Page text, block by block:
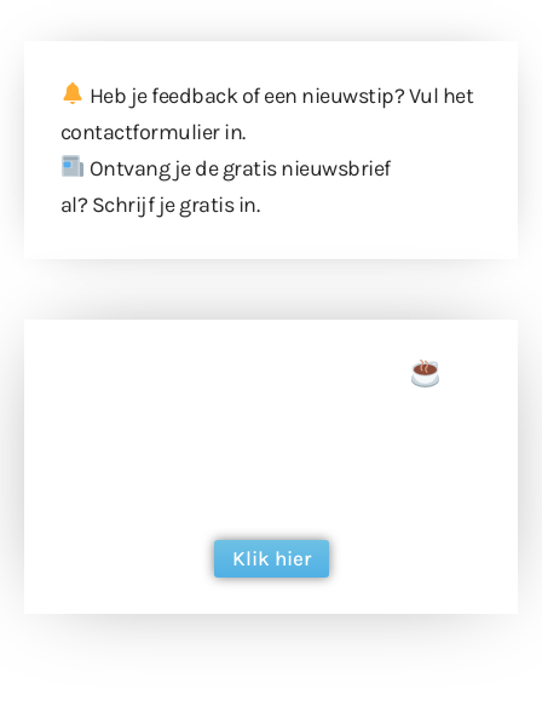
Heb je feedback of een nieuwstip? Vul het
contactformulierin.
Ontvang je de gratis nieuwsbrief
al? Schrijf je gratis in.
Klik hier